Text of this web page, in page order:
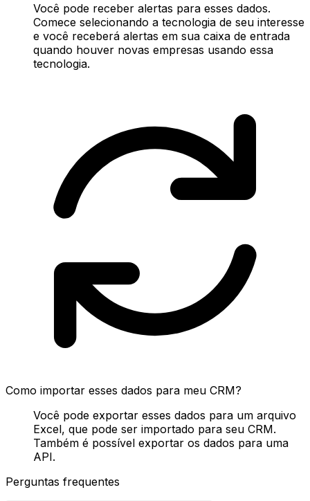
Você pode receber alertas para esses dados.
Comece selecionando a tecnologia de seu interesse
e você receberá alertas em sua caixa de entrada
quando houver novas empresas usando essa
tecnologia.
Como importar esses dados para meu CRM?
Você pode exportar esses dados para um arquivo
Excel, que pode ser importado para seu CRM.
Também é possível exportar os dados para uma
API.
Perguntas frequentes